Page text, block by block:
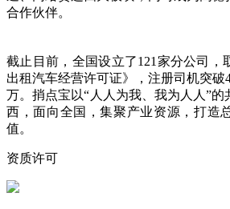
合作伙伴。
截止目前，全国设立了121家分公司，
出租汽车经营许可证》，注册司机突破
万。捎点宝以“人人为我、我为人人”
西，面向全国，集聚产业资源，打造
值。
资质许可